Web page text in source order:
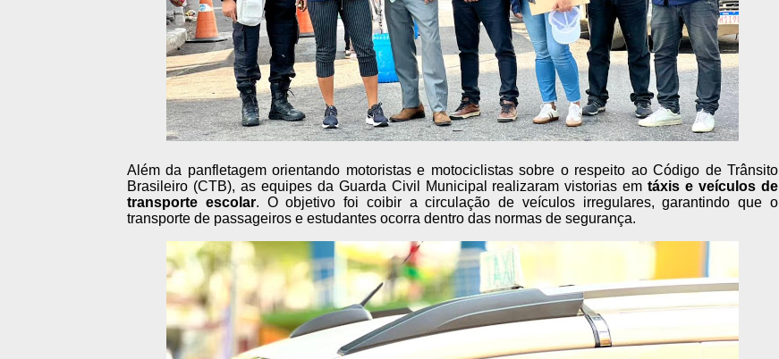
Além da panfletagem orientando motoristas e motociclistas sobre o respeito ao Código de Trânsito
Brasileiro (CTB), as equipes da Guarda Civil Municipal realizaram vistorias emtáxis e veículos de
transporte escolar. O objetivo foi coibir a circulação de veículos irregulares, garantindo que o
transporte de passageiros e estudantes ocorra dentro das normas de segurança.